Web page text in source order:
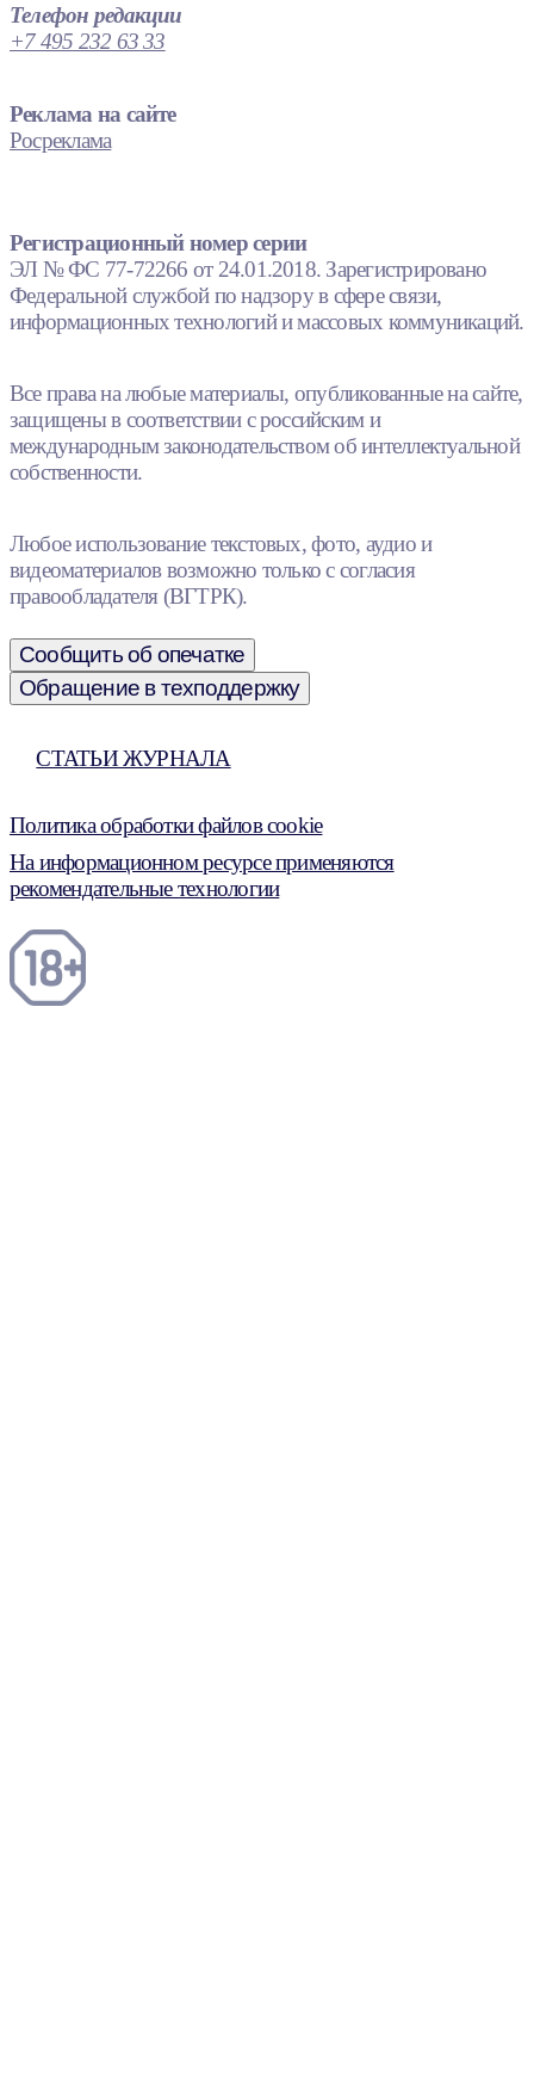
Телефон редакции
+7 495 232 63 33
Реклама на сайте
Росреклама
Регистрационный номер серии
ЭЛ № ФС 77-72266 от 24.01.2018. Зарегистрировано
Федеральной службой по надзору в сфере связи,
информационных технологий и массовых коммуникаций.
Все права на любые материалы, опубликованные на сайте,
защищены в соответствии с российским и
международным законодательством об интеллектуальной
собственности.
Любое использование текстовых, фото, аудио и
видеоматериалов возможно только с согласия
правообладателя (ВГТРК).
Сообщить об опечатке
Обращение в техподдержку
СТАТЬИ ЖУРНАЛА
Политика обработки файлов cookie
На информационном ресурсе применяются
рекомендательные технологии